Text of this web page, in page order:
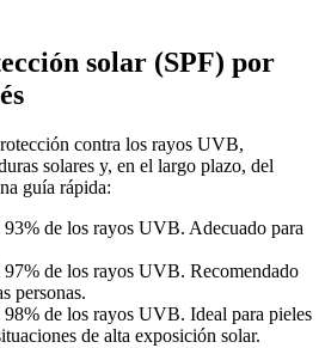
solar (SPF) por
contra los rayos UVB,
solares y, en el largo plazo, del
guía rápida:
93% de los rayos UVB. Adecuado para
97% de los rayos UVB. Recomendado
personas.
98% de los rayos UVB. Ideal para pieles
de alta exposición solar.